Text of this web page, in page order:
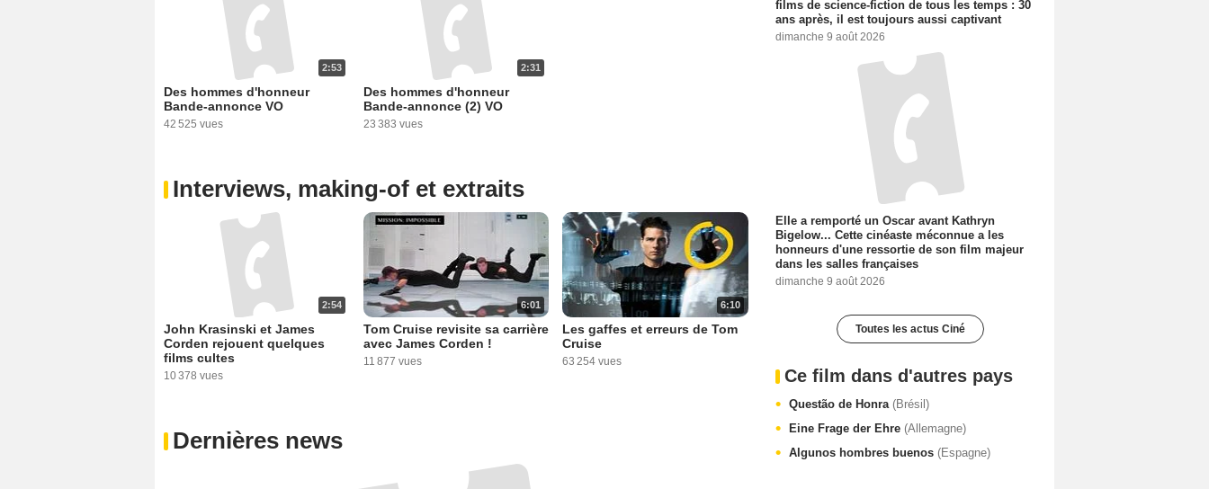
2:53
Des hommes d'honneur
Bande-annonce VO
42 525 vues
2:31
Des hommes d'honneur
Bande-annonce (2) VO
23 383 vues
Interviews, making-of et extraits
2:54
John Krasinski et James
Corden rejouent quelques
films cultes
10 378 vues
6:01
Tom Cruise revisite sa carrière
avec James Corden !
11 877 vues
6:10
Les gaffes et erreurs de Tom
Cruise
63 254 vues
Dernières news
films de science-fiction de tous les temps : 30
ans après, il est toujours aussi captivant
dimanche 9 août 2026
Elle a remporté un Oscar avant Kathryn
Bigelow... Cette cinéaste méconnue a les
honneurs d'une ressortie de son film majeur
dans les salles françaises
dimanche 9 août 2026
Toutes les actus Ciné
Ce film dans d'autres pays
Questão de Honra (Brésil)
Eine Frage der Ehre (Allemagne)
Algunos hombres buenos (Espagne)